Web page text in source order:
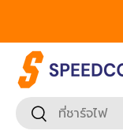
From Gadgets to
ค้นหา
ยืนยันการค้นหา